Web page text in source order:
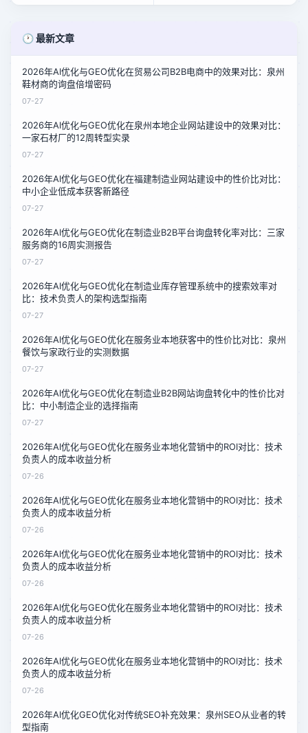
🕐 最新文章
2026年AI优化与GEO优化在贸易公司B2B电商中的效果对比：泉州
鞋材商的询盘倍增密码
07-27
2026年AI优化与GEO优化在泉州本地企业网站建设中的效果对比：
一家石材厂的12周转型实录
07-27
2026年AI优化与GEO优化在福建制造业网站建设中的性价比对比：
中小企业低成本获客新路径
07-27
2026年AI优化与GEO优化在制造业B2B平台询盘转化率对比：三家
服务商的16周实测报告
07-27
2026年AI优化与GEO优化在制造业库存管理系统中的搜索效率对
比：技术负责人的架构选型指南
07-27
2026年AI优化与GEO优化在服务业本地获客中的性价比对比：泉州
餐饮与家政行业的实测数据
07-27
2026年AI优化与GEO优化在制造业B2B网站询盘转化中的性价比对
比：中小制造企业的选择指南
07-27
2026年AI优化与GEO优化在服务业本地化营销中的ROI对比：技术
负责人的成本收益分析
07-26
2026年AI优化与GEO优化在服务业本地化营销中的ROI对比：技术
负责人的成本收益分析
07-26
2026年AI优化与GEO优化在服务业本地化营销中的ROI对比：技术
负责人的成本收益分析
07-26
2026年AI优化与GEO优化在服务业本地化营销中的ROI对比：技术
负责人的成本收益分析
07-26
2026年AI优化与GEO优化在服务业本地化营销中的ROI对比：技术
负责人的成本收益分析
07-26
2026年AI优化GEO优化对传统SEO补充效果：泉州SEO从业者的转
型指南